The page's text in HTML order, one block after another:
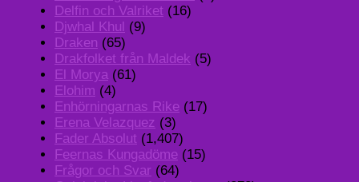
Delfin och Valriket (16)
Djwhal Khul (9)
Draken (65)
Drakfolket från Maldek (5)
El Morya (61)
Elohim (4)
Enhörningarnas Rike (17)
Erena Velazquez (3)
Fader Absolut (1,407)
Feernas Kungadöme (15)
Frågor och Svar (64)